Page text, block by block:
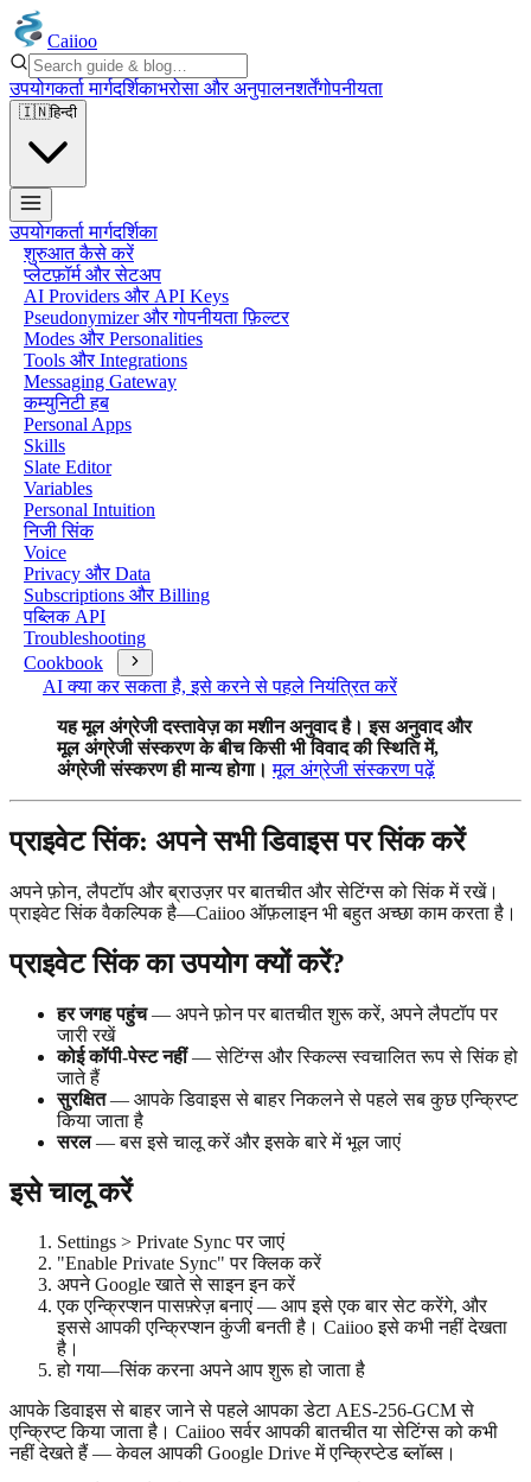
Caiioo
उपयोगकर्ता मार्गदर्शिकाभरोसा और अनुपालनशर्तेंगोपनीयता
🇮🇳हिन्दी
उपयोगकर्ता मार्गदर्शिका
शुरुआत कैसे करें
प्लेटफ़ॉर्म और सेटअप
AI Providers और API Keys
Pseudonymizer और गोपनीयता फ़िल्टर
Modes और Personalities
Tools और Integrations
Messaging Gateway
कम्युनिटी हब
Personal Apps
Skills
Slate Editor
Variables
Personal Intuition
निजी सिंक
Voice
Privacy और Data
Subscriptions और Billing
पब्लिक API
Troubleshooting
Cookbook
AI क्या कर सकता है, इसे करने से पहले नियंत्रित करें
यह मूल अंग्रेजी दस्तावेज़ का मशीन अनुवाद है। इस अनुवाद और
मूल अंग्रेजी संस्करण के बीच किसी भी विवाद की स्थिति में,
अंग्रेजी संस्करण ही मान्य होगा। मूल अंग्रेजी संस्करण पढ़ें
प्राइवेट सिंक: अपने सभी डिवाइस पर सिंक करें
अपने फ़ोन, लैपटॉप और ब्राउज़र पर बातचीत और सेटिंग्स को सिंक में रखें।
प्राइवेट सिंक वैकल्पिक है—Caiioo ऑफ़लाइन भी बहुत अच्छा काम करता है।
प्राइवेट सिंक का उपयोग क्यों करें?
हर जगह पहुंच— अपने फ़ोन पर बातचीत शुरू करें, अपने लैपटॉप पर
जारी रखें
कोई कॉपी-पेस्ट नहीं— सेटिंग्स और स्किल्स स्वचालित रूप से सिंक हो
जाते हैं
सुरक्षित— आपके डिवाइस से बाहर निकलने से पहले सब कुछ एन्क्रिप्ट
किया जाता है
सरल— बस इसे चालू करें और इसके बारे में भूल जाएं
इसे चालू करें
Settings > Private Sync पर जाएं
"Enable Private Sync" पर क्लिक करें
अपने Google खाते से साइन इन करें
एक एन्क्रिप्शन पासफ़्रेज़ बनाएं — आप इसे एक बार सेट करेंगे, और
इससे आपकी एन्क्रिप्शन कुंजी बनती है। Caiioo इसे कभी नहीं देखता
है।
हो गया—सिंक करना अपने आप शुरू हो जाता है
आपके डिवाइस से बाहर जाने से पहले आपका डेटा AES-256-GCM से
एन्क्रिप्ट किया जाता है। Caiioo सर्वर आपकी बातचीत या सेटिंग्स को कभी
नहीं देखते हैं — केवल आपकी Google Drive में एन्क्रिप्टेड ब्लॉब्स।